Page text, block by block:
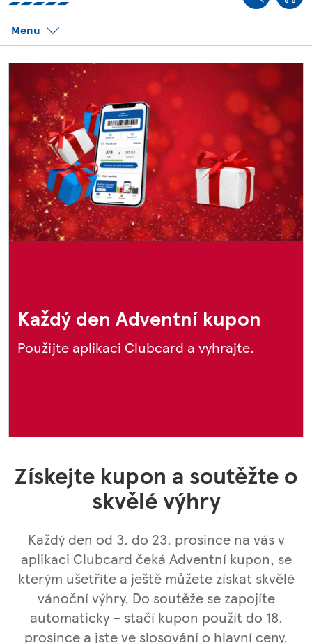
Menu
Každý den Adventní kupon
Použijte aplikaci Clubcard a vyhrajte.
Získejte kupon a soutěžte o
skvělé výhry
Každý den od 3. do 23. prosince na vás v
aplikaci Clubcard čeká Adventní kupon, se
kterým ušetříte a ještě můžete získat skvělé
vánoční výhry. Do soutěže se zapojíte
automaticky – stačí kupon použít do 18.
prosince a jste ve slosování o hlavní ceny.